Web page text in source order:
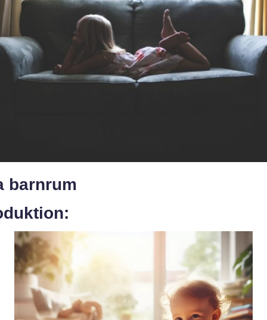
barnrum